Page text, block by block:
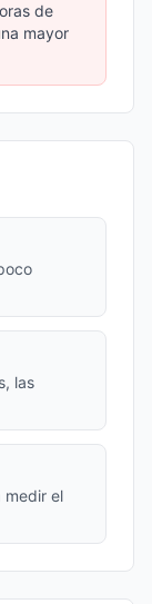
de
mayor
las
medir el